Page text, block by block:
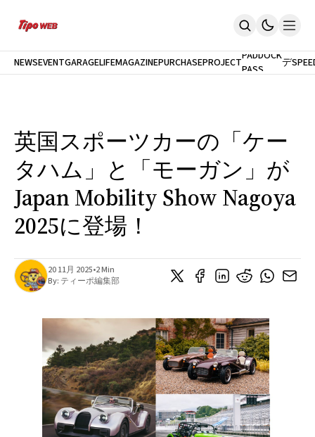
Home
最新モデル試乗
GarageLife
定期購読
雑誌
メルマガ登録
ログイン
新規会員登録
NEWSEVENTGARAGELIFEMAGAZINEPURCHASEPROJECTPADDOCK
PASS
最
新
モ
デ
ル
英国スポーツカーの「ケー
タハム」と「モーガン」が
Japan Mobility Show Nagoya
2025に登場！
20 11月 2025•2 Min
By: ティーポ編集部